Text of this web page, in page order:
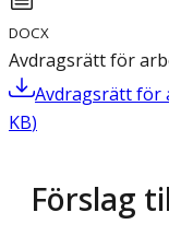
DOCX
Avdragsrätt för
Avdragsrätt för
KB)
Förslag